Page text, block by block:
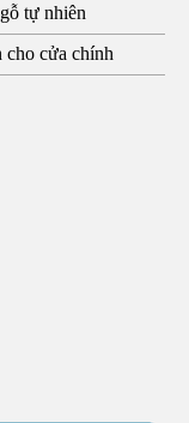
tự nhiên
cho cửa chính